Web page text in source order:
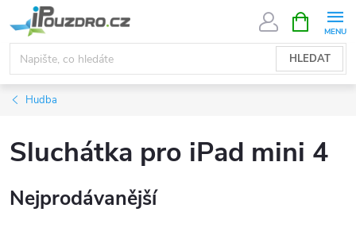
na
obsah
HLEDAT
NÁKUPNÍ
KOŠÍK
Hudba
Sluchátka pro iPad mini 4
Nejprodávanější